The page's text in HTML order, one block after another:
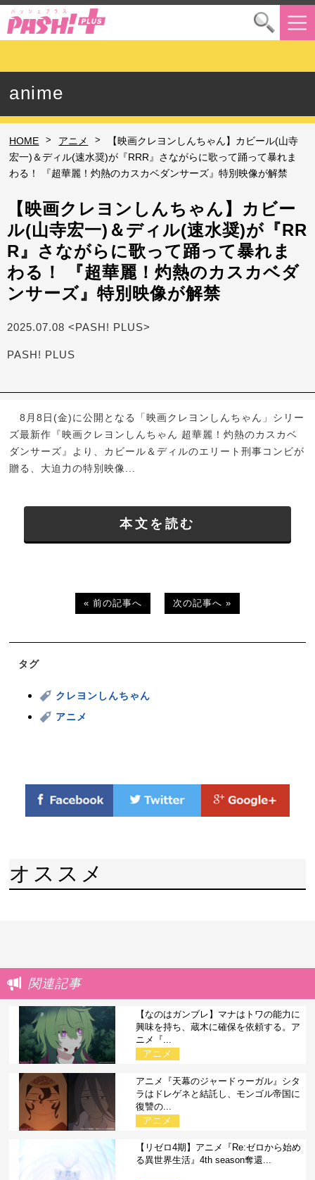
anime
HOME > アニメ >
【映画クレヨンしんちゃん】カビール(山寺
宏一)＆ディル(速水奨)が『RRR』さながらに歌って踊って暴れま
わる！ 『超華麗！灼熱のカスカベダンサーズ』特別映像が解禁
【映画クレヨンしんちゃん】カビー
ル(山寺宏一)＆ディル(速水奨)が『RR
R』さながらに歌って踊って暴れま
わる！ 『超華麗！灼熱のカスカベダ
ンサーズ』特別映像が解禁
2025.07.08 <PASH! PLUS>
PASH! PLUS
8月8日(金)に公開となる「映画クレヨンしんちゃん」シリー
ズ最新作『映画クレヨンしんちゃん 超華麗！灼熱のカスカベ
ダンサーズ』より、カビール＆ディルのエリート刑事コンビが
贈る、大迫力の特別映像...
本文を読む
« 前の記事へ 次の記事へ »
タグ
クレヨンしんちゃん
アニメ
オススメ
関連記事
【なのはガンブレ】マナはトワの能力に
興味を持ち、蔵木に確保を依頼する。ア
ニメ『...
アニメ
アニメ『天幕のジャードゥーガル』シタ
ラはドレゲネと結託し、モンゴル帝国に
復讐の...
アニメ
【リゼロ4期】アニメ『Re:ゼロから始め
る異世界生活』4th season奪還...